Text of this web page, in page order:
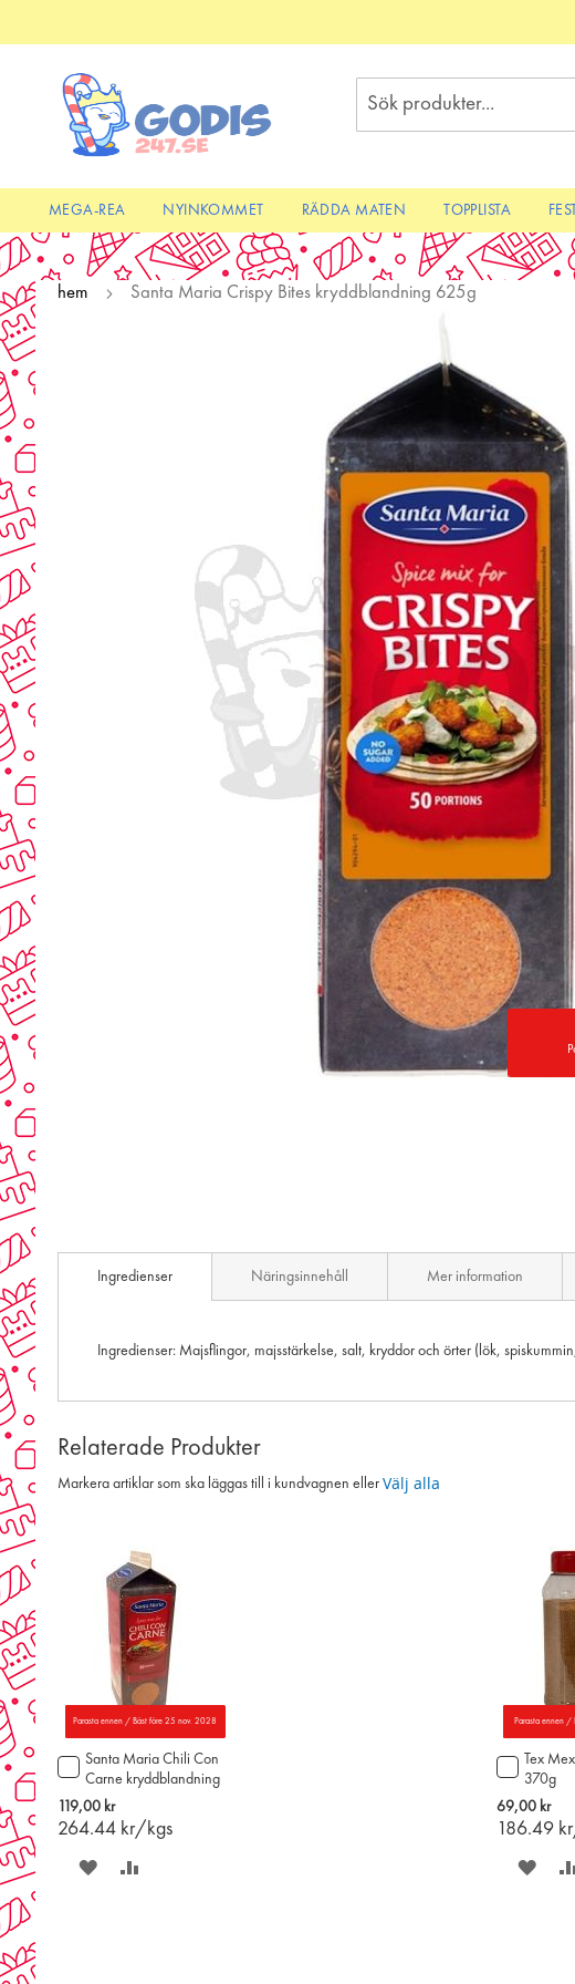
to
MEGA-REA NYINKOMMET RÄDDA MATEN TOPPLISTA FEST
hem Santa Maria Crispy Bites kryddblandning 625g
gallery
Ingredienser
Ingredienser: Majsflingor, majsstärkelse, salt, kryddor och örter (lök,
Näringsinnehåll Mer information
Relaterade Produkter
Markera artiklar som ska läggas till i kundvagnen eller Välj alla
Parasta ennen / Bäst före 25 nov. 2028
Santa Maria Chili Con
Carne kryddblandning
448g
119,00 kr
264.44 kr/kgs
Lägg
till
i
varukorgen
SPARA
Parasta ennen /
Tex
370g
69,00 kr
186.49
Lägg
till
i